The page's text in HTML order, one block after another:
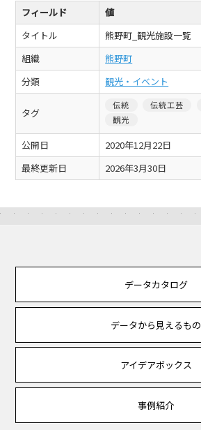
フィールド
値
タイトル
熊野町_観光施設一覧
組織
熊野町
分類
観光・イベント
タグ
伝統 伝統工芸
観光
公開日
2020年12月22日
最終更新日
2026年3月30日
データカタログ
データから見えるもの
アイデアボックス
事例紹介